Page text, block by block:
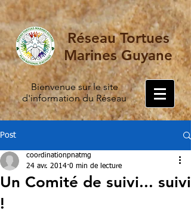
Réseau Tortues
Marines Guyane
Bienvenue sur le site
d'information du Réseau
Post
Un Comité de suivi... suivi
!
coordinationpnatmg
24 avr. 2014 0 min de lecture